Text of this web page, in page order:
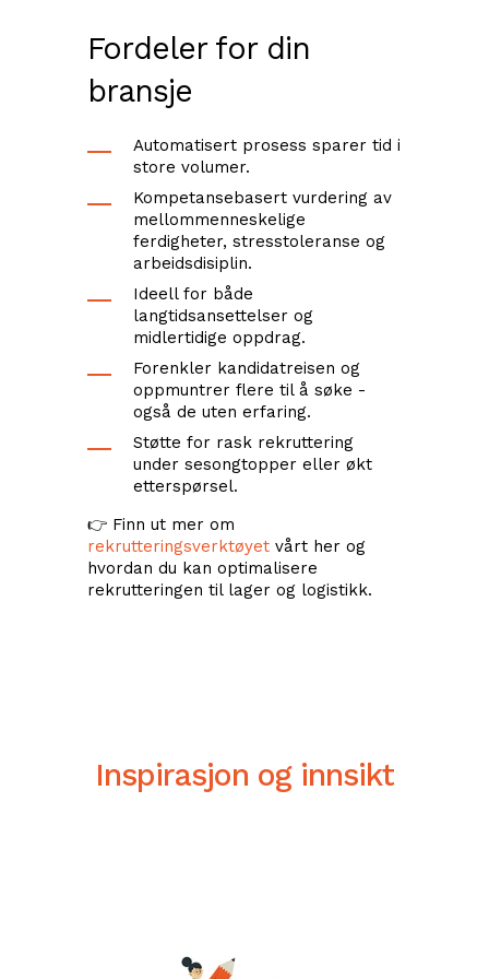
Fordeler for din
bransje
Automatisert prosess sparer tid i
store volumer.
Kompetansebasert vurdering av
mellommenneskelige
ferdigheter, stresstoleranse og
arbeidsdisiplin.
Ideell for både
langtidsansettelser og
midlertidige oppdrag.
Forenkler kandidatreisen og
oppmuntrer flere til å søke -
også de uten erfaring.
Støtte for rask rekruttering
under sesongtopper eller økt
etterspørsel.
👉 Finn ut mer om
rekrutteringsverktøyet vårt her og
hvordan du kan optimalisere
rekrutteringen til lager og logistikk.
Inspirasjon og innsikt